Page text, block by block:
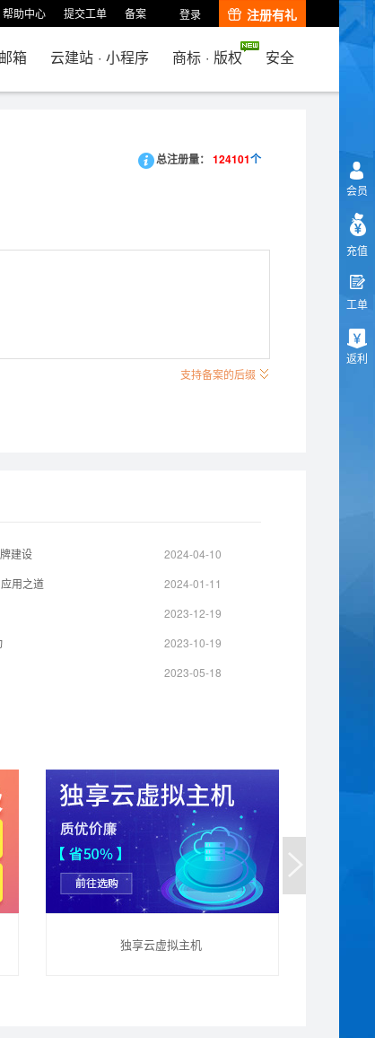
帮助中心 提交工单 备案 登录 注册有礼
箱 云建站 · 小程序 商标 · 版权 安全
总注册量： 124101个
支持备案的后缀
建设
2024-04-10
用之道
2024-01-11
2023-12-19
2023-10-19
2023-05-18
独享云虚拟主机
会员
充值
工单
返利